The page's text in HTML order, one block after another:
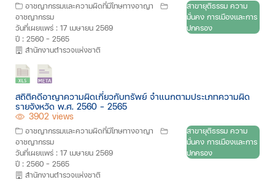
อาชญากรรมและความผิดที่มีโทษทางอาญา
อาชญากรรม
วันที่เผยแพร่ : 17 เมษายน 2569
ปี : 2560 - 2565
สาขายุติธรรม ความ
มั่นคง การเมืองและการ
ปกครอง
สำนักงานตำรวจแห่งชาติ
สถิติคดีอาญาความผิดเกี่ยวกับทรัพย์ จำแนกตามประเภทความผิด
รายจังหวัด พ.ศ. 2560 - 2565
3902 views
อาชญากรรมและความผิดที่มีโทษทางอาญา
อาชญากรรม
วันที่เผยแพร่ : 17 เมษายน 2569
ปี : 2560 - 2565
สาขายุติธรรม ความ
มั่นคง การเมืองและการ
ปกครอง
สำนักงานตำรวจแห่งชาติ